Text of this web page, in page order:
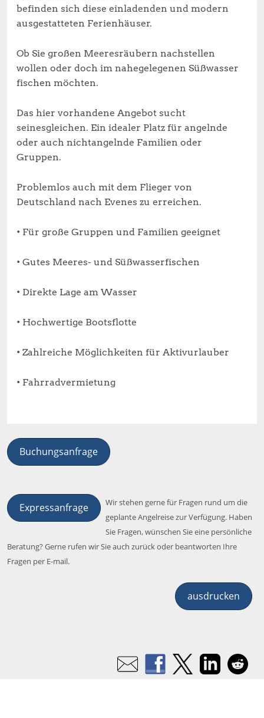
befinden sich diese einladenden und modern
ausgestatteten Ferienhäuser.
Ob Sie großen Meeresräubern nachstellen
wollen oder doch im nahegelegenen Süßwasser
fischen möchten.
Das hier vorhandene Angebot sucht
seinesgleichen. Ein idealer Platz für angelnde
oder auch nichtangelnde Familien oder
Gruppen.
Problemlos auch mit dem Flieger von
Deutschland nach Evenes zu erreichen.
• Für große Gruppen und Familien geeignet
• Gutes Meeres- und Süßwasserfischen
• Direkte Lage am Wasser
• Hochwertige Bootsflotte
• Zahlreiche Möglichkeiten für Aktivurlauber
• Fahrradvermietung
Buchungsanfrage
Expressanfrage
Wir stehen gerne für Fragen rund um die
geplante Angelreise zur Verfügung. Haben
Sie Fragen, wünschen Sie eine persönliche
Beratung? Gerne rufen wir Sie auch zurück oder beantworten Ihre
Fragen per E-mail.
ausdrucken